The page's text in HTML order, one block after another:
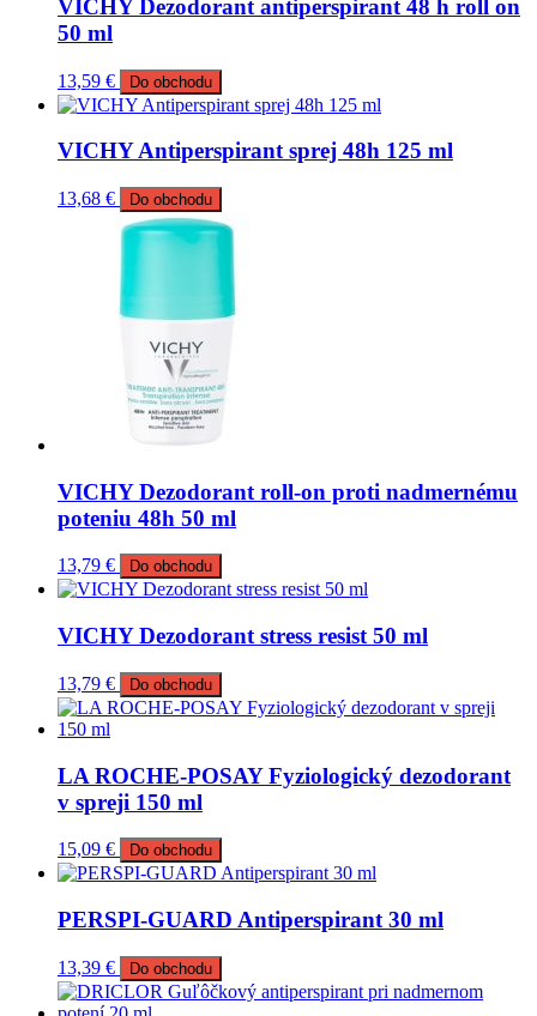
VICHY Dezodorant antiperspirant 48 h roll on
50 ml
13,59 € Do obchodu
VICHY Antiperspirant sprej 48h 125 ml
13,68 € Do obchodu
VICHY Dezodorant roll-on proti nadmernému
poteniu 48h 50 ml
13,79 € Do obchodu
VICHY Dezodorant stress resist 50 ml
13,79 € Do obchodu
LA ROCHE-POSAY Fyziologický dezodorant
v spreji 150 ml
15,09 € Do obchodu
PERSPI-GUARD Antiperspirant 30 ml
13,39 € Do obchodu